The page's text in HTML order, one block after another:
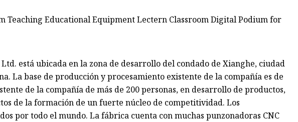
está ubicada en la zona de desarrollo del condado de Xianghe, ciudad
La base de producción y procesamiento existente de la compañía es de
de la compañía de más de 200 personas, en desarrollo de productos,
de la formación de un fuerte núcleo de competitividad. Los
por todo el mundo. La fábrica cuenta con muchas punzonadoras CNC